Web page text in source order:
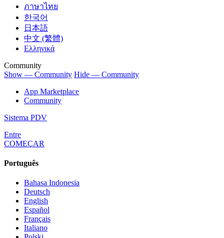
ภาษาไทย
한국어
日本語
中文 (繁體)
Ελληνικά
Community
Show — Community Hide — Community
App Marketplace
Community
Sistema PDV
Entre
COMEÇAR
Português
Bahasa Indonesia
Deutsch
English
Español
Français
Italiano